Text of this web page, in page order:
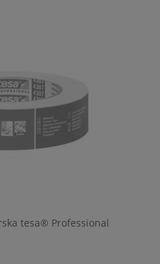
tesa® Professional